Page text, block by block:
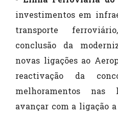
investimentos em
transporte
conclusão da
novas ligações ao
reactivação da
melhoramentos nas
avançar com a ligação